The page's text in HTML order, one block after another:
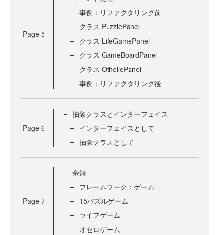
Page 5
事例：リファクタリング前
クラス PuzzlePanel
クラス LifeGamePanel
クラス GameBoardPanel
クラス OthelloPanel
事例：リファクタリング後
Page 6
抽象クラスとインターフェイス
インターフェイスとして
抽象クラスとして
Page 7
余録
フレームワーク：ゲーム
15パズルゲーム
ライフゲーム
オセロゲーム